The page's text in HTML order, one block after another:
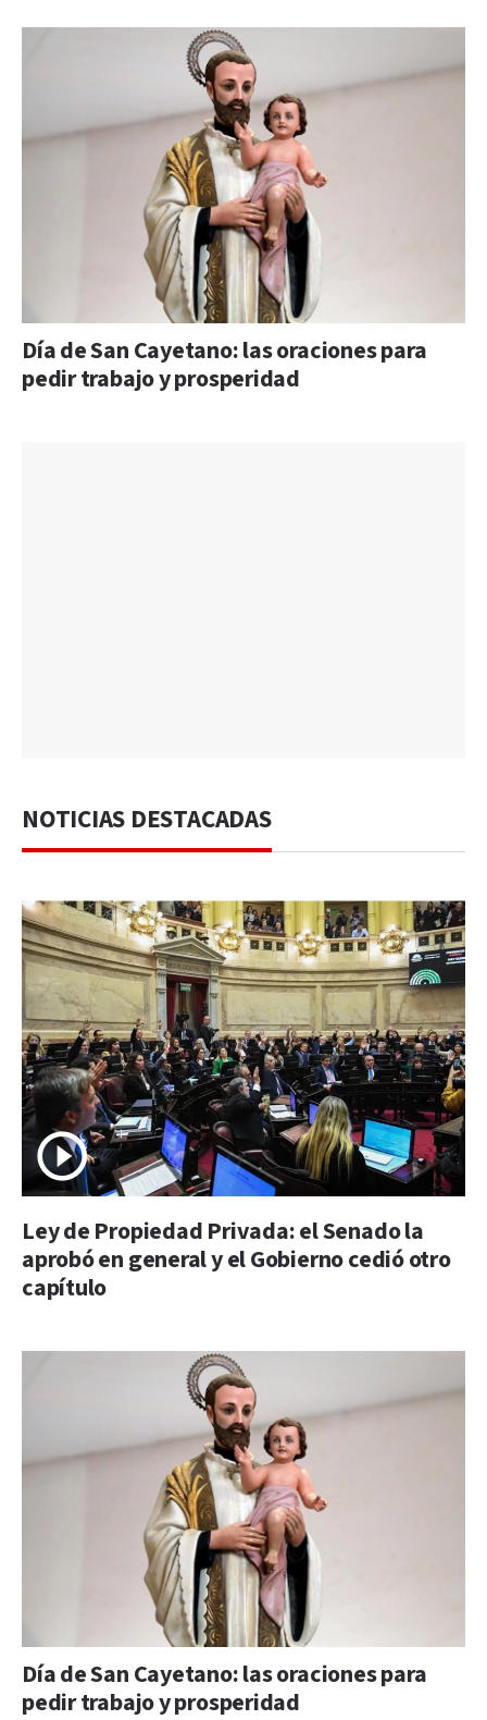
Día de San Cayetano: las oraciones para
pedir trabajo y prosperidad
NOTICIAS DESTACADAS
Ley de Propiedad Privada: el Senado la
aprobó en general y el Gobierno cedió otro
capítulo
Día de San Cayetano: las oraciones para
pedir trabajo y prosperidad